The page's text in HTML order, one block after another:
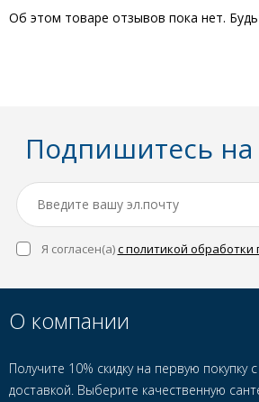
Об этом товаре отзывов пока нет.
Подпишитесь на
Я согласен(a)с политикой
О компании
Получите 10% скидку на первую покупку
доставкой. Выберите качественную